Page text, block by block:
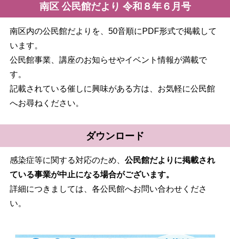
南区 公民館だより 令和８年６月号
南区内の公民館だよりを、50音順にPDF形式で掲載して
います。
公民館事業、講座のお知らせやイベント情報が満載で
す。
記載されている催しに興味がある方は、お気軽に公民館
へお尋ねください。
ダウンロード
感染症等に関する対応のため、 公民館だよりに掲載され
ている事業が中止になる場合がございます。
詳細につきましては、各公民館へお問い合わせくださ
い。